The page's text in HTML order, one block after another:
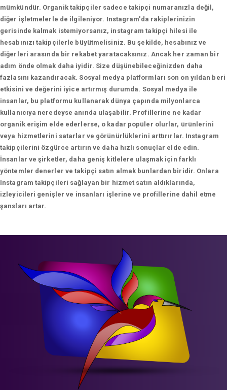
mümkündür. Organik takipçiler sadece takipçi numaranızla değil,
diğer işletmelerle de ilgileniyor. Instagram'da rakiplerinizin
gerisinde kalmak istemiyorsanız, instagram takipçi hilesi ile
hesabınızı takipçilerle büyütmelisiniz. Bu şekilde, hesabınız ve
diğerleri arasında bir rekabet yaratacaksınız. Ancak her zaman bir
adım önde olmak daha iyidir. Size düşünebileceğinizden daha
fazlasını kazandıracak. Sosyal medya platformları son on yıldan beri
etkisini ve değerini iyice artırmış durumda. Sosyal medya ile
insanlar, bu platformu kullanarak dünya çapında milyonlarca
kullanıcıya neredeyse anında ulaşabilir. Profillerine ne kadar
organik erişim elde ederlerse, o kadar popüler olurlar, ürünlerini
veya hizmetlerini satarlar ve görünürlüklerini arttırırlar. Instagram
takipçilerini özgürce artırın ve daha hızlı sonuçlar elde edin.
İnsanlar ve şirketler, daha geniş kitlelere ulaşmak için farklı
yöntemler denerler ve takipçi satın almak bunlardan biridir. Onlara
Instagram takipçileri sağlayan bir hizmet satın aldıklarında,
izleyicileri genişler ve insanları işlerine ve profillerine dahil etme
şansları artar.